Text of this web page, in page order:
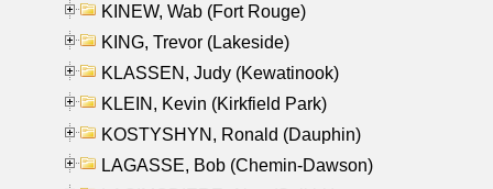
KINEW, Wab (Fort Rouge)
KING, Trevor (Lakeside)
KLASSEN, Judy (Kewatinook)
KLEIN, Kevin (Kirkfield Park)
KOSTYSHYN, Ronald (Dauphin)
LAGASSE, Bob (Chemin-Dawson)